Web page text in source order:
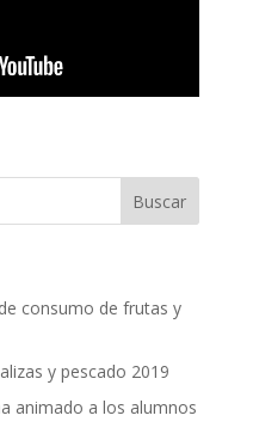
consumo de frutas y
y pescado 2019
animado a los alumnos